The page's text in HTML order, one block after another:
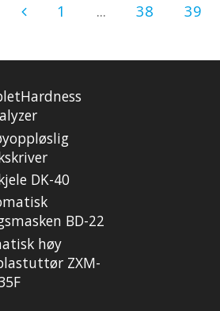
1 ... 38 39
DK-40
BD-22
høy
ZXM-